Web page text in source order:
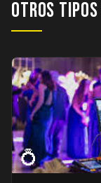
Otros Tipos
💍